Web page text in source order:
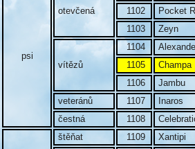
psi
otevčená
1102
Pocket
1103
Zeyn
vítězů
1104
1105
Champa
1106
Jambu
veteránů
1107
Inaros
čestná
1108
štěňat 1109 Xantipi